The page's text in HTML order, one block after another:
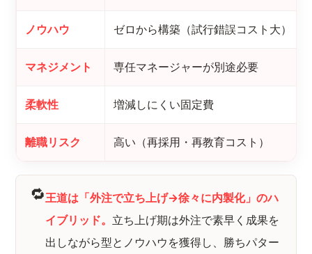
ノウハウ ゼロから構築（試行錯誤コスト大）
マネジメント 専任マネージャーが別途必要
柔軟性 増減しにくい固定費
離職リスク 高い（再採用・再教育コスト）
🔁王道は「外注で立ち上げ→徐々に内製化」のハ
イブリッド。 立ち上げ期は外注で素早く成果を
出しながら型とノウハウを獲得し、勝ちパター